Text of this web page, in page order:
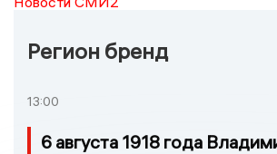
Регион бренд
13:00
6 августа 1918 года